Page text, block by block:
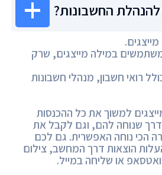
החשבונות?
במילה מייצגים, שרק
רואי חשבון, מנהלי חשבונות
למשוך את כל ההכנסות
שנוחה להם, וגם לקבל את
הכי נוחה האפשרית. גם לכם
הוצאות דרך המחשב, צילום
או שליחה במייל.